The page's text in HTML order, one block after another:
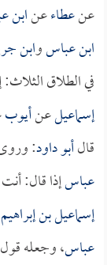
عنعطاءعنابن
ابن عباسوابن
في الطلاق
إسماعيلعنأيوب
قالأبو داود:
عباسإذا قال:
إسماعيل بن إبراهيم
عباس، وجعله